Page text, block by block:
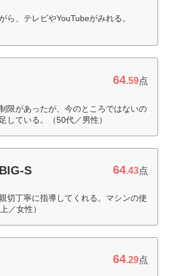
、テレビやYouTubeがみれる。
64.59点
限があったが、今のところではないの
している。（50代／男性）
S 64.43点
切丁寧に指導してくれる。マシンの使
／女性）
64.29点